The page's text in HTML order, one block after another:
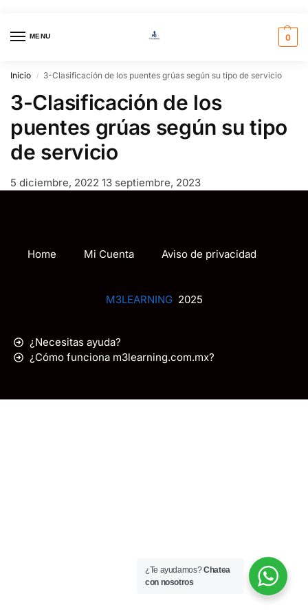
MENU 0
Inicio / 3-Clasificación de los puentes grúas según su tipo de servicio
3-Clasificación de los
puentes grúas según su tipo
de servicio
5 diciembre, 2022 13 septiembre, 2023
Home Mi Cuenta Aviso de privacidad
M3LEARNING2025
¿Necesitas ayuda?
¿Cómo funciona m3learning.com.mx?
¿Te ayudamos?Chatea
con nosotros